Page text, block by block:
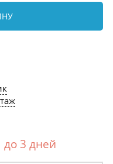
до 3 дней